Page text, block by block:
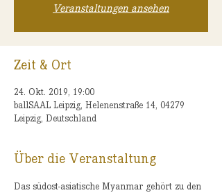
Veranstaltungen ansehen
Zeit & Ort
24. Okt. 2019, 19:00
ballSAAL Leipzig, Helenenstraße 14, 04279
Leipzig, Deutschland
Über die Veranstaltung
Das südost-asiatische Myanmar gehört zu den